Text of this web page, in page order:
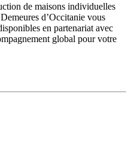
de maisons individuelles
d’Occitanie vous
en partenariat avec
global pour votre